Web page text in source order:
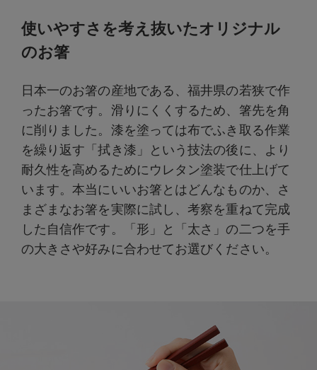
使いやすさを考え抜いたオリジナル
のお箸
日本一のお箸の産地である、福井県の若狭で作
ったお箸です。滑りにくくするため、箸先を角
に削りました。漆を塗っては布でふき取る作業
を繰り返す「拭き漆」という技法の後に、より
耐久性を高めるためにウレタン塗装で仕上げて
います。本当にいいお箸とはどんなものか、さ
まざまなお箸を実際に試し、考察を重ねて完成
した自信作です。「形」と「太さ」の二つを手
の大きさや好みに合わせてお選びください。